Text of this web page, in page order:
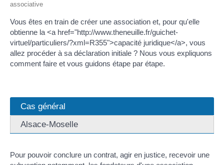
associative
Vous êtes en train de créer une association et, pour qu'elle
obtienne la <a href="http://www.theneuille.fr/guichet-
virtuel/particuliers/?xml=R355">capacité juridique</a>, vous
allez procéder à sa déclaration initiale ? Nous vous expliquons
comment faire et vous guidons étape par étape.
Cas général
Alsace-Moselle
Pour pouvoir conclure un contrat, agir en justice, recevoir une